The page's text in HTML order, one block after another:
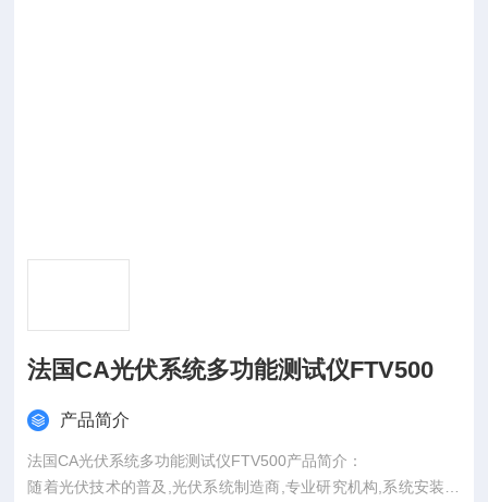
法国CA光伏系统多功能测试仪FTV500
产品简介
法国CA光伏系统多功能测试仪FTV500产品简介：
随着光伏技术的普及,光伏系统制造商,专业研究机构,系统安装人